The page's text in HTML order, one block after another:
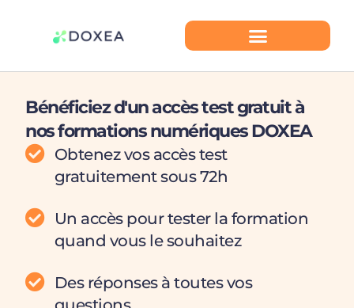
Bénéficiez d'un accès test gratuit à
nos formations numériques DOXEA
Obtenez vos accès test
gratuitement sous 72h
Un accès pour tester la formation
quand vous le souhaitez
Des réponses à toutes vos